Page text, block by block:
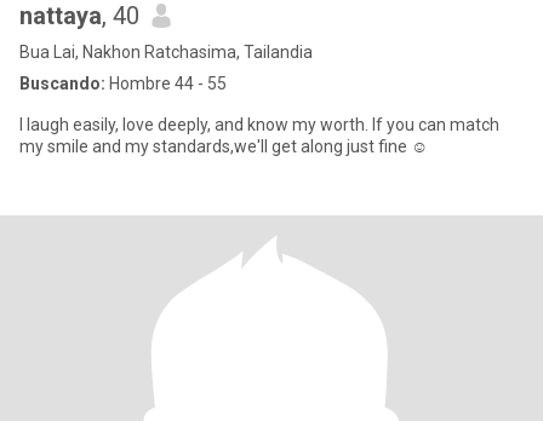
nattaya, 40
Bua Lai, Nakhon Ratchasima, Tailandia
Buscando: Hombre 44 - 55
I laugh easily, love deeply, and know my worth. If you can match
my smile and my standards,we'll get along just fine ☺️